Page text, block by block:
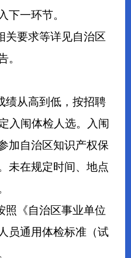
下一环节。
关要求等详见自治区
。
绩从高到低，按招聘
入闱体检人选。入闱
加自治区知识产权保
未在规定时间、地点
照《自治区事业单位
员通用体检标准（试